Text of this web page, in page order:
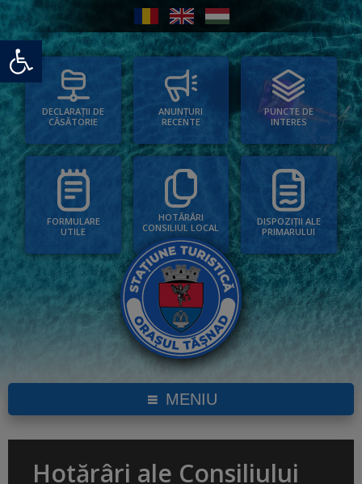
Deschide bara de unelte
DECLARAȚII DE
CĂSĂTORIE
ANUNȚURI
RECENTE
PUNCTE DE
INTERES
FORMULARE
UTILE
HOTĂRÂRI
CONSILIUL LOCAL
DISPOZIȚII ALE
PRIMARULUI
MENIU
Hotărâri ale Consiliului